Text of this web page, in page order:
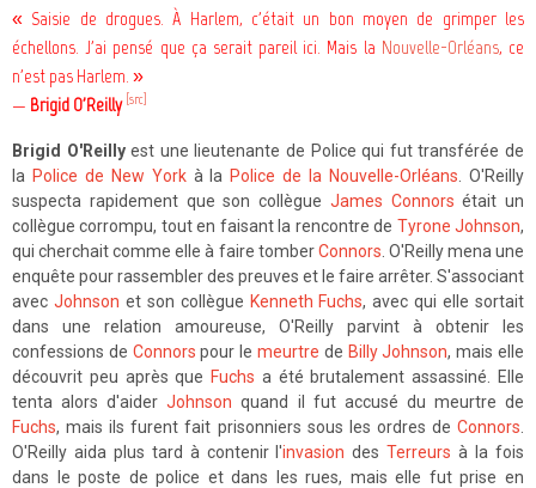
« Saisie de drogues. À Harlem, c'était un bon moyen de grimper les
échellons. J'ai pensé que ça serait pareil ici. Mais la Nouvelle-Orléans, ce
n'est pas Harlem. »
— Brigid O'Reilly [src]
Brigid O'Reillyest une lieutenante de Police qui fut transférée de
la Police de New Yorkà la Police de la Nouvelle-Orléans . O'Reilly
suspecta rapidement que son collègue James Connors était un
collègue corrompu, tout en faisant la rencontre de Tyrone Johnson,
qui cherchait comme elle à faire tomberConnors . O'Reilly mena une
enquête pour rassembler des preuves et le faire arrêter. S'associant
avec Johnson et son collègue Kenneth Fuchs, avec qui elle sortait
dans une relation amoureuse, O'Reilly parvint à obtenir les
confessions de Connors pour lemeurtre de Billy Johnson, mais elle
découvrit peu après que Fuchs a été brutalement assassiné. Elle
tenta alors d'aiderJohnson quand il fut accusé du meurtre de
Fuchs, mais ils furent fait prisonniers sous les ordres de Connors
O'Reilly aida plus tard à contenir l'invasion desTerreurs à la fois
dans le poste de police et dans les rues, mais elle fut prise en